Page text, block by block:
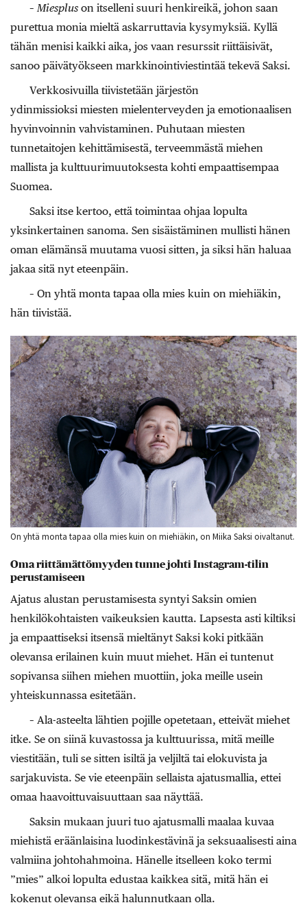
– Miespluson itselleni suuri henkireikä, johon saan
purettua monia mieltä askarruttavia kysymyksiä. Kyllä
tähän menisi kaikki aika, jos vaan resurssit riittäisivät,
sanoo päivätyökseen markkinointiviestintää tekevä Saksi.
Verkkosivuilla tiivistetään järjestön
ydinmissioksi miesten mielenterveyden ja emotionaalisen
hyvinvoinnin vahvistaminen. Puhutaan miesten
tunnetaitojen kehittämisestä, terveemmästä miehen
mallista ja kulttuurimuutoksesta kohti empaattisempaa
Suomea.
Saksi itse kertoo, että toimintaa ohjaa lopulta
yksinkertainen sanoma. Sen sisäistäminen mullisti hänen
oman elämänsä muutama vuosi sitten, ja siksi hän haluaa
jakaa sitä nyt eteenpäin.
– On yhtä monta tapaa olla mies kuin on miehiäkin,
hän tiivistää.
On yhtä monta tapaa olla mies kuin on miehiäkin, on Miika Saksi oivaltanut.
Oma riittämättömyyden tunne johti Instagram-tilin
perustamiseen
Ajatus alustan perustamisesta syntyi Saksin omien
henkilökohtaisten vaikeuksien kautta. Lapsesta asti kiltiksi
ja empaattiseksi itsensä mieltänyt Saksi koki pitkään
olevansa erilainen kuin muut miehet. Hän ei tuntenut
sopivansa siihen miehen muottiin, joka meille usein
yhteiskunnassa esitetään.
– Ala-asteelta lähtien pojille opetetaan, etteivät miehet
itke. Se on siinä kuvastossa ja kulttuurissa, mitä meille
viestitään, tuli se sitten isiltä ja veljiltä tai elokuvista ja
sarjakuvista. Se vie eteenpäin sellaista ajatusmallia, ettei
omaa haavoittuvaisuuttaan saa näyttää.
Saksin mukaan juuri tuo ajatusmalli maalaa kuvaa
miehistä eräänlaisina luodinkestävinä ja seksuaalisesti aina
valmiina johtohahmoina. Hänelle itselleen koko termi
”mies” alkoi lopulta edustaa kaikkea sitä, mitä hän ei
kokenut olevansa eikä halunnutkaan olla.